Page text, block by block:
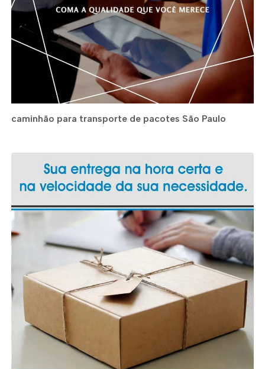
caminhão para transporte de pacotes São Paulo